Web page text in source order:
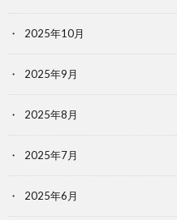
2025年10月
2025年9月
2025年8月
2025年7月
2025年6月